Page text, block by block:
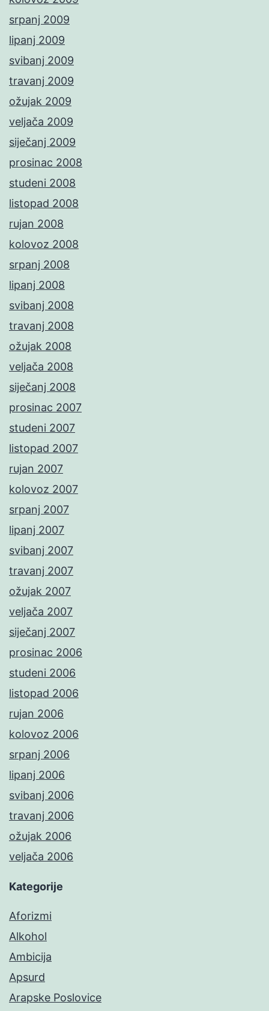
srpanj 2009
lipanj 2009
svibanj 2009
travanj 2009
ožujak 2009
veljača 2009
siječanj 2009
prosinac 2008
studeni 2008
listopad 2008
rujan 2008
kolovoz 2008
srpanj 2008
lipanj 2008
svibanj 2008
travanj 2008
ožujak 2008
veljača 2008
siječanj 2008
prosinac 2007
studeni 2007
listopad 2007
rujan 2007
kolovoz 2007
srpanj 2007
lipanj 2007
svibanj 2007
travanj 2007
ožujak 2007
veljača 2007
siječanj 2007
prosinac 2006
studeni 2006
listopad 2006
rujan 2006
kolovoz 2006
srpanj 2006
lipanj 2006
svibanj 2006
travanj 2006
ožujak 2006
veljača 2006
Kategorije
Aforizmi
Alkohol
Ambicija
Apsurd
Arapske Poslovice